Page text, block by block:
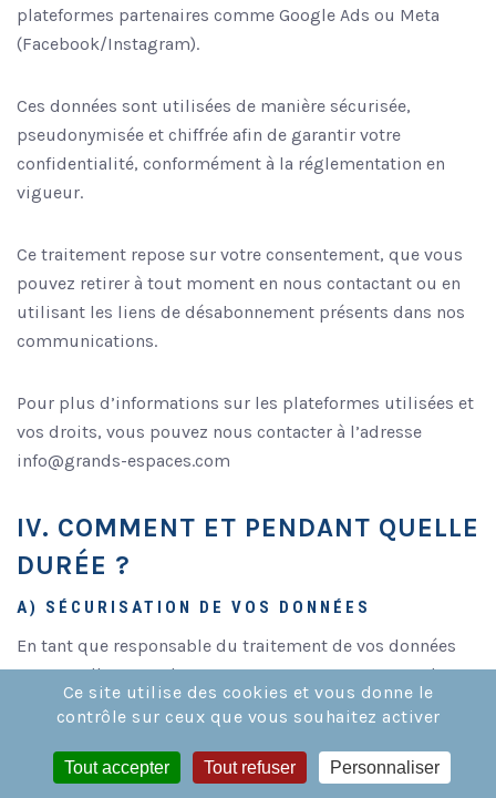
Ce site utilise des cookies et vous donne le
contrôle sur ceux que vous souhaitez activer
Tout accepter Tout refuser Personnaliser
plateformes partenaires comme Google Ads ou Meta
(Facebook/Instagram).
Ces données sont utilisées de manière sécurisée,
pseudonymisée et chiffrée afin de garantir votre
confidentialité, conformément à la réglementation en
vigueur.
Ce traitement repose sur votre consentement, que vous
pouvez retirer à tout moment en nous contactant ou en
utilisant les liens de désabonnement présents dans nos
communications.
Pour plus d’informations sur les plateformes utilisées et
vos droits, vous pouvez nous contacter à l’adresse
info@grands-espaces.com
IV. COMMENT ET PENDANT QUELLE
DURÉE ?
A) SÉCURISATION DE VOS DONNÉES
En tant que responsable du traitement de vos données
personnelles, Grands Espaces met en œuvre toutes les
mesures techniques et organisationnelles nécessaires au
respect de la protection de vos données personnelles :
contrôle d’accès, sauvegardes, traçabilité, sécurité des
locaux, mesures de protection et veille à limiter la